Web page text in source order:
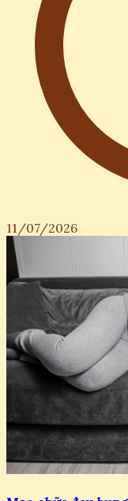
11/07/2026